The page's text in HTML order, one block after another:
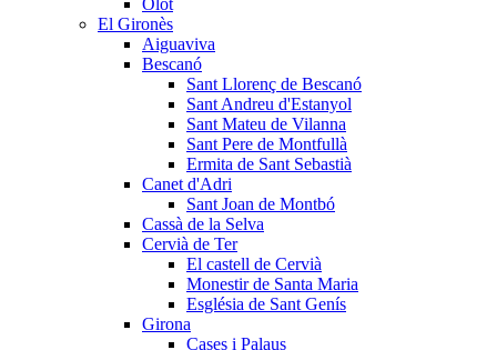
Olot
El Gironès
Aiguaviva
Bescanó
Sant Llorenç de Bescanó
Sant Andreu d'Estanyol
Sant Mateu de Vilanna
Sant Pere de Montfullà
Ermita de Sant Sebastià
Canet d'Adri
Sant Joan de Montbó
Cassà de la Selva
Cervià de Ter
El castell de Cervià
Monestir de Santa Maria
Església de Sant Genís
Girona
Cases i Palaus